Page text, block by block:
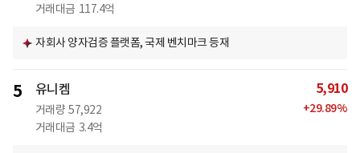
거래대금 117.4억
자회사 양자검증 플랫폼, 국제 벤치마크 등재
5 유니켐
거래량 57,922
거래대금 3.4억
5,910
+29.89%